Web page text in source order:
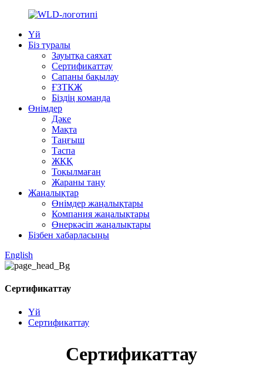
Үй
Біз туралы
Зауытқа саяхат
Сертификаттау
Сапаны бақылау
ҒЗТКЖ
Біздің команда
Өнімдер
Дәке
Мақта
Таңғыш
Таспа
ЖҚҚ
Тоқылмаған
Жараны таңу
Жаңалықтар
Өнімдер жаңалықтары
Компания жаңалықтары
Өнеркәсіп жаңалықтары
Бізбен хабарласыңы
English
Сертификаттау
Үй
Сертификаттау
Сертификаттау